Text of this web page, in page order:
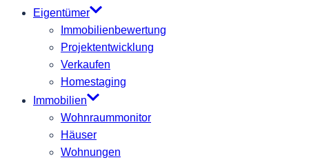
Eigentümer
Immobilienbewertung
Projektentwicklung
Verkaufen
Homestaging
Immobilien
Wohnraummonitor
Häuser
Wohnungen